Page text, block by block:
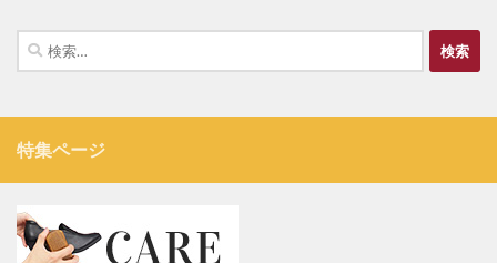
検
索:
特集ページ